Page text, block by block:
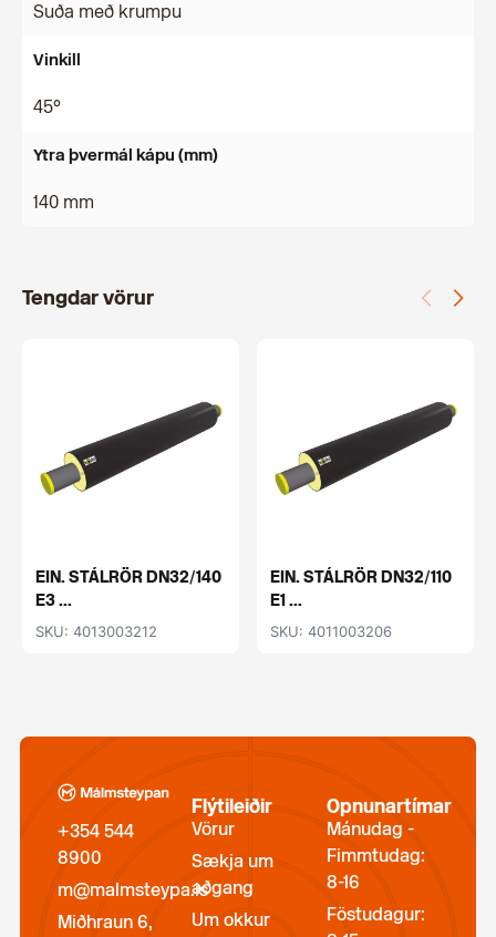
Suða með krumpu
Vinkill
45°
Ytra þvermál kápu (mm)
140 mm
Tengdar vörur
EIN. STÁLRÖR DN32/140
E3 ...
SKU: 4013003212
EIN. STÁLRÖR DN32/110
E1 ...
SKU: 4011003206
+354 544
8900
m@malmsteypa.is
Miðhraun 6,
Flýtileiðir
Vörur
Sækja um
aðgang
Um okkur
Opnunartímar
Mánudag -
Fimmtudag:
8-16
Föstudagur: